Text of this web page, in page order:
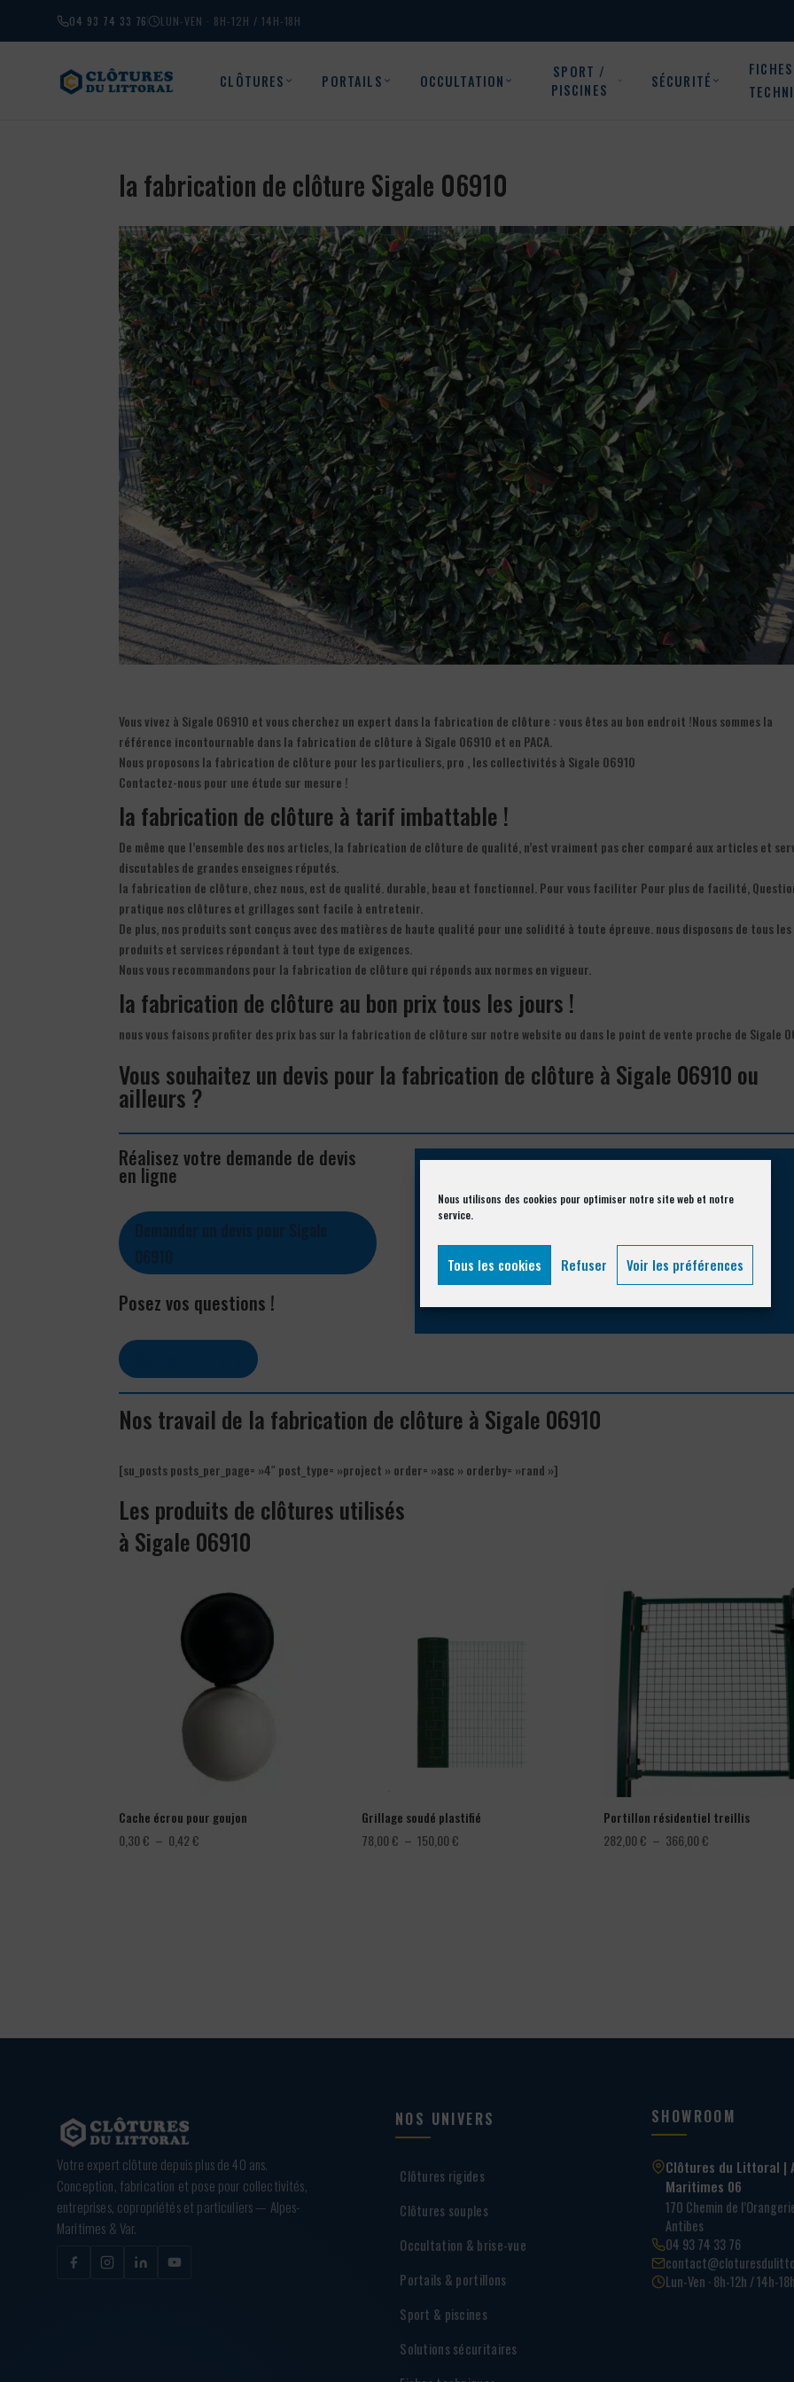
Nous utilisons des cookies pour optimiser notre site web et notre
service.
Tous les cookies Refuser Voir les préférences
04 93 74 33 76 LUN-VEN · 8H-12H / 14H-18H
CLÔTURES PORTAILS OCCULTATION
SPORT /
PISCINES
SÉCURITÉ
FICHES
la fabrication de clôture Sigale 06910
Vous vivez à Sigale 06910 et vous cherchez un expert dans la fabrication de clôture : vous êtes au bon endroit !Nous sommes la
référence incontournable dans la fabrication de clôture à Sigale 06910 et en PACA.
Nous proposons la fabrication de clôture pour les particuliers, pro , les collectivités à Sigale 06910
Contactez-nous pour une étude sur mesure !
la fabrication de clôture à tarif imbattable !
De même que l’ensemble des nos articles, la fabrication de clôture de qualité, n’est vraiment pas cher comparé aux articles et
discutables de grandes enseignes réputés.
la fabrication de clôture, chez nous, est de qualité. durable, beau et fonctionnel. Pour vous faciliter Pour plus de facilité,
pratique nos clôtures et grillages sont facile à entretenir.
De plus, nos produits sont conçus avec des matières de haute qualité pour une solidité à toute épreuve. nous disposons de tous les
produits et services répondant à tout type de exigences.
Nous vous recommandons pour la fabrication de clôture qui réponds aux normes en vigueur.
la fabrication de clôture au bon prix tous les jours !
nous vous faisons profiter des prix bas sur la fabrication de clôture sur notre website ou dans le point de vente proche de Sigale
Vous souhaitez un devis pour la fabrication de clôture à Sigale 06910 ou
ailleurs ?
Réalisez votre demande de devis
en ligne
Posez vos questions !
Appelez-nous !
Vous souhaitez avoir des informations complémentaires ?
04 93 74 33 76
Nos travail de la fabrication de clôture à Sigale 06910
[su_posts posts_per_page= »4″ post_type= »project » order= »asc » orderby= »rand »]
Les produits de clôtures utilisés
à Sigale 06910
Cache écrou pour goujon
0,30€ – 0,42€
Grillage soudé plastifié
78,00€ – 150,00€Plage
Portillon résidentiel treillis
282,00€ – 366,00€
Votre expert clôture depuis plus de 40 ans.
Conception, fabrication et pose pour collectivités,
entreprises, copropriétés et particuliers — Alpes-
Maritimes & Var.
NOS UNIVERS
Clôtures rigides
Clôtures souples
Occultation & brise-vue
Portails & portillons
Sport & piscines
Solutions sécuritaires
SHOWROOM
Clôtures du Littoral |
Maritimes 06
170 Chemin de
Antibes
04 93 74 33 76
Lun-Ven · 8h-12h / 14h-18h